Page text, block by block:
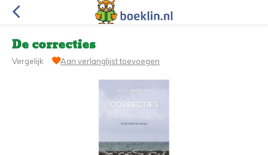
De correcties
Vergelijk Aan verlanglijst toevoegen